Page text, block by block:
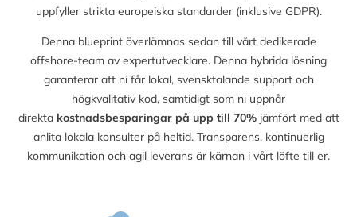
uppfyller strikta europeiska standarder (inklusive GDPR).
Denna blueprint överlämnas sedan till vårt dedikerade
offshore-team av expertutvecklare. Denna hybrida lösning
garanterar att ni får lokal, svensktalande support och
högkvalitativ kod, samtidigt som ni uppnår
direkta kostnadsbesparingar på upp till 70%jämfört med att
anlita lokala konsulter på heltid. Transparens, kontinuerlig
kommunikation och agil leverans är kärnan i vårt löfte till er.